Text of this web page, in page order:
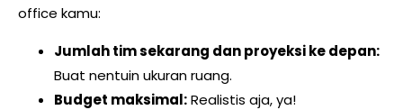
office kamu:
Jumlah tim sekarang dan proyeksi ke depan:
Buat nentuin ukuran ruang.
Budget maksimal:Realistis aja, ya!